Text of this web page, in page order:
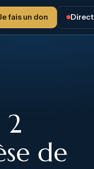
fais un don Direct
de